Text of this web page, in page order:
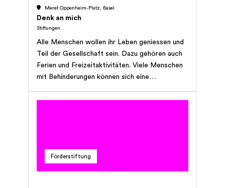
Meret Oppenheim-Platz, Basel
Denk an mich
Stiftungen
Alle Menschen wollen ihr Leben geniessen und
Teil der Gesellschaft sein. Dazu gehören auch
Ferien und Freizeitaktivitäten. Viele Menschen
mit Behinderungen können sich eine
Denk an mich schliesst diese Lücke,
Förderstiftung